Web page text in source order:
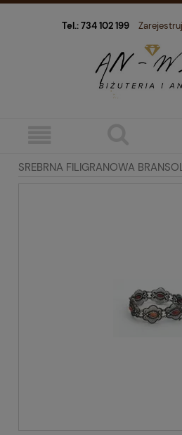
Tel.: 734 102 199
SREBRNA FILIGRANOWA